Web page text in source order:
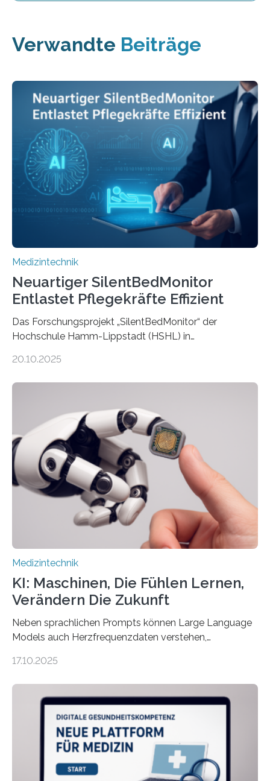
Verwandte Beiträge
Medizintechnik
Neuartiger SilentBedMonitor
Entlastet Pflegekräfte Effizient
Das Forschungsprojekt „SilentBedMonitor“ der
Hochschule Hamm-Lippstadt (HSHL) in
auf Personen ab, die bettlägerig sind oder in ihrer
Entwicklung der Sensorik und Datenübertragung. Die
HSHL verantwortet die wissenschaftliche Begleitung
sowie die KI-gestützte Datenauswertung. Das Ziel ist
die Entwicklung eines berührungslosen
Assistenzsystems, das den Zustand der Person
kontinuierlich erfasst, pflegende Personen unterstützt
und in Notfällen selbstständig Alarm schlägt. „Die Idee
20.10.2025
Medizintechnik
KI: Maschinen, Die Fühlen Lernen,
Verändern Die Zukunft
Neben sprachlichen Prompts können Large Language
Models auch Herzfrequenzdaten verstehen,
haben Dr. Morris Gellisch, ehemals an der Ruhr-
und Boris Burr von der Ruhr-Universität Bochum in
dafür eine technische Schnittstelle, über die
physiologische Daten in Echtzeit an das Sprachmodell
übermittelt werden können. Die Künstliche Intelligenz
kann dadurch auch die Sprache des Körpers
17.10.2025